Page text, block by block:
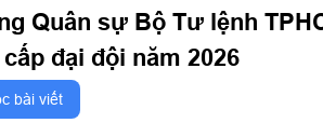
Quân sự Bộ Tư lệnh
đại đội năm 2026
bài viết